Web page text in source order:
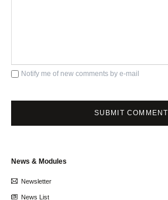
Notify me of new comments by e-mail
SUBMIT COMMENT
Skip
News & Modules
Newsletter
News List